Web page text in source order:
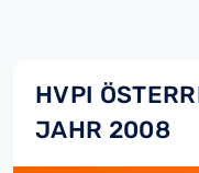
HVPI
JAHR 2008